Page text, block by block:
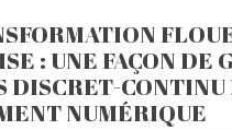
: UNE FAÇON DE
DISCRET-CONTINU
NUMÉRIQUE